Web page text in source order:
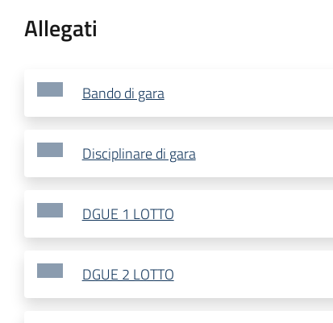
Allegati
Bando di gara
Disciplinare di gara
DGUE 1 LOTTO
DGUE 2 LOTTO